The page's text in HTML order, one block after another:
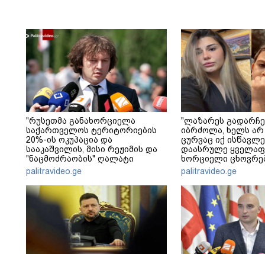
"რუსეთმა განახორციელა
საქართველოს ტერიტორიების
20%-ის ოკუპაცია და
სააკაშვილის, მისი რეჟიმის და
"ნაცმოძრაობის" ღალატი
ვერანაირად ვერ გადაფარავს
ამ დანაშაულს" - ირაკლი
კობახიძე
palitravideo.ge
"ლაზარეს
იბრძოლა, ხელს
ცურვაც იქ
დაასრულე
ხორციელი
წერს ხობში
შვილის
palitravideo.ge